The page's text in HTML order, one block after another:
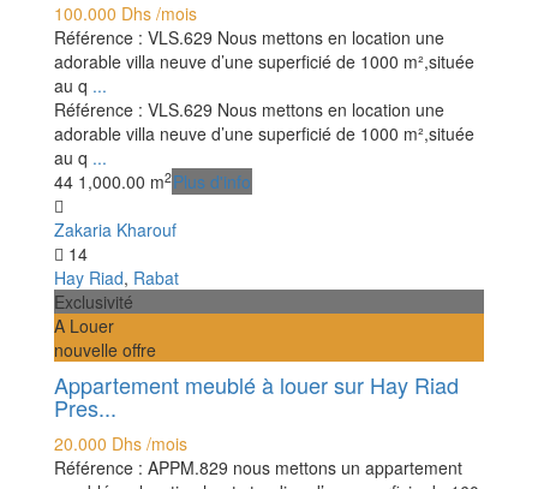
100.000 Dhs /mois
Référence : VLS.629 Nous mettons en location une
adorable villa neuve d’une superficié de 1000 m²,située
au q ...
Référence : VLS.629 Nous mettons en location une
adorable villa neuve d’une superficié de 1000 m²,située
au q ...
44 1,000.00 m2Plus d'info
Zakaria Kharouf
14
Hay Riad, Rabat
Exclusivité
A Louer
nouvelle offre
Appartement meublé à louer sur Hay Riad
Pres...
20.000 Dhs /mois
Référence : APPM.829 nous mettons un appartement